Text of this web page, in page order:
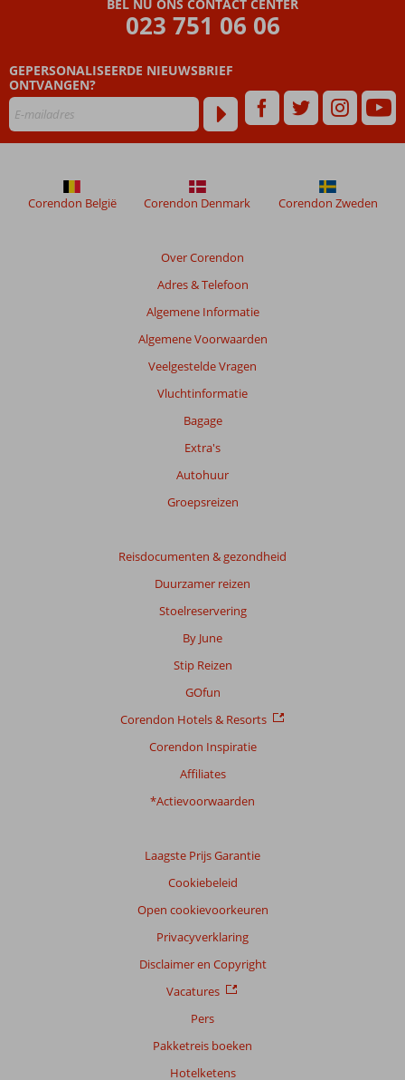
BEL NU ONS CONTACT CENTER
023 751 06 06
GEPERSONALISEERDE NIEUWSBRIEF
ONTVANGEN?
Over Corendon
Adres & Telefoon
Algemene Informatie
Algemene Voorwaarden
Veelgestelde Vragen
Vluchtinformatie
Bagage
Extra's
Autohuur
Groepsreizen
Reisdocumenten & gezondheid
Duurzamer reizen
Stoelreservering
By June
Stip Reizen
GOfun
Corendon Hotels & Resorts
Corendon Inspiratie
Affiliates
*Actievoorwaarden
Laagste Prijs Garantie
Cookiebeleid
Open cookievoorkeuren
Privacyverklaring
Disclaimer en Copyright
Vacatures
Pers
Pakketreis boeken
Hotelketens
Corendon België Corendon Denmark Corendon Zweden